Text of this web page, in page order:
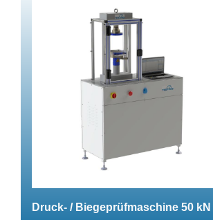
Druck- / Biegeprüfmaschine 50 kN